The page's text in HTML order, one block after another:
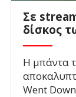
Σε
δίσκος
Η μπάντα
Went